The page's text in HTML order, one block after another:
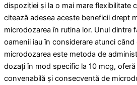
dispoziției și la o mai mare flexibilitate
citează adesea aceste beneficii drept
microdozarea în rutina lor. Unul dintre
oamenii iau în considerare atunci când
microdozarea este metoda de
dozați în mod specific la 10 mcg,
convenabilă și consecventă de